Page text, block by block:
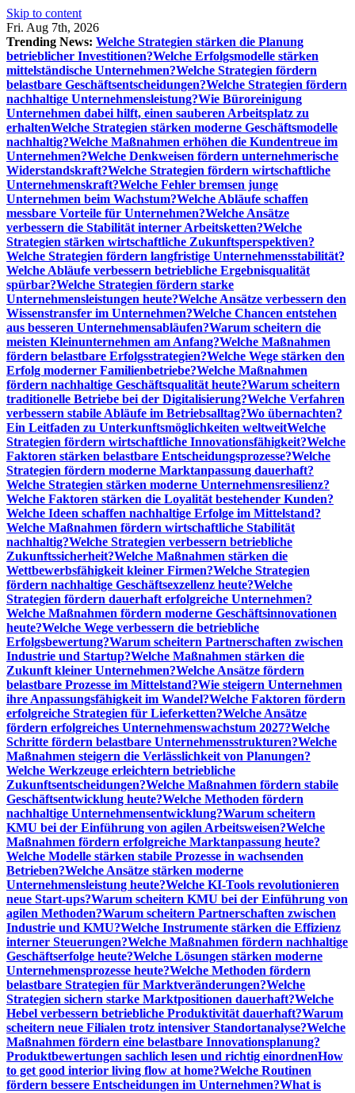
Skip to content
Fri. Aug 7th, 2026
Trending News: Welche Strategien stärken die Planung
betrieblicher Investitionen?Welche Erfolgsmodelle stärken
mittelständische Unternehmen?Welche Strategien fördern
belastbare Geschäftsentscheidungen?Welche Strategien fördern
nachhaltige Unternehmensleistung?Wie Büroreinigung
Unternehmen dabei hilft, einen sauberen Arbeitsplatz zu
erhaltenWelche Strategien stärken moderne Geschäftsmodelle
nachhaltig?Welche Maßnahmen erhöhen die Kundentreue im
Unternehmen?Welche Denkweisen fördern unternehmerische
Widerstandskraft?Welche Strategien fördern wirtschaftliche
Unternehmenskraft?Welche Fehler bremsen junge
Unternehmen beim Wachstum?Welche Abläufe schaffen
messbare Vorteile für Unternehmen?Welche Ansätze
verbessern die Stabilität interner Arbeitsketten?Welche
Strategien stärken wirtschaftliche Zukunftsperspektiven?
Welche Strategien fördern langfristige Unternehmensstabilität?
Welche Abläufe verbessern betriebliche Ergebnisqualität
spürbar?Welche Strategien fördern starke
Unternehmensleistungen heute?Welche Ansätze verbessern den
Wissenstransfer im Unternehmen?Welche Chancen entstehen
aus besseren Unternehmensabläufen?Warum scheitern die
meisten Kleinunternehmen am Anfang?Welche Maßnahmen
fördern belastbare Erfolgsstrategien?Welche Wege stärken den
Erfolg moderner Familienbetriebe?Welche Maßnahmen
fördern nachhaltige Geschäftsqualität heute?Warum scheitern
traditionelle Betriebe bei der Digitalisierung?Welche Verfahren
verbessern stabile Abläufe im Betriebsalltag?Wo übernachten?
Ein Leitfaden zu Unterkunftsmöglichkeiten weltweitWelche
Strategien fördern wirtschaftliche Innovationsfähigkeit?Welche
Faktoren stärken belastbare Entscheidungsprozesse?Welche
Strategien fördern moderne Marktanpassung dauerhaft?
Welche Strategien stärken moderne Unternehmensresilienz?
Welche Faktoren stärken die Loyalität bestehender Kunden?
Welche Ideen schaffen nachhaltige Erfolge im Mittelstand?
Welche Maßnahmen fördern wirtschaftliche Stabilität
nachhaltig?Welche Strategien verbessern betriebliche
Zukunftssicherheit?Welche Maßnahmen stärken die
Wettbewerbsfähigkeit kleiner Firmen?Welche Strategien
fördern nachhaltige Geschäftsexzellenz heute?Welche
Strategien fördern dauerhaft erfolgreiche Unternehmen?
Welche Maßnahmen fördern moderne Geschäftsinnovationen
heute?Welche Wege verbessern die betriebliche
Erfolgsbewertung?Warum scheitern Partnerschaften zwischen
Industrie und Startup?Welche Maßnahmen stärken die
Zukunft kleiner Unternehmen?Welche Ansätze fördern
belastbare Prozesse im Mittelstand?Wie steigern Unternehmen
ihre Anpassungsfähigkeit im Wandel?Welche Faktoren fördern
erfolgreiche Strategien für Lieferketten?Welche Ansätze
fördern erfolgreiches Unternehmenswachstum 2027?Welche
Schritte fördern belastbare Unternehmensstrukturen?Welche
Maßnahmen steigern die Verlässlichkeit von Planungen?
Welche Werkzeuge erleichtern betriebliche
Zukunftsentscheidungen?Welche Maßnahmen fördern stabile
Geschäftsentwicklung heute?Welche Methoden fördern
nachhaltige Unternehmensentwicklung?Warum scheitern
KMU bei der Einführung von agilen Arbeitsweisen?Welche
Maßnahmen fördern erfolgreiche Marktanpassung heute?
Welche Modelle stärken stabile Prozesse in wachsenden
Betrieben?Welche Ansätze stärken moderne
Unternehmensleistung heute?Welche KI-Tools revolutionieren
neue Start-ups?Warum scheitern KMU bei der Einführung von
agilen Methoden?Warum scheitern Partnerschaften zwischen
Industrie und KMU?Welche Instrumente stärken die Effizienz
interner Steuerungen?Welche Maßnahmen fördern nachhaltige
Geschäftserfolge heute?Welche Lösungen stärken moderne
Unternehmensprozesse heute?Welche Methoden fördern
belastbare Strategien für Marktveränderungen?Welche
Strategien sichern starke Marktpositionen dauerhaft?Welche
Hebel verbessern betriebliche Produktivität dauerhaft?Warum
scheitern neue Filialen trotz intensiver Standortanalyse?Welche
Maßnahmen fördern eine belastbare Innovationsplanung?
Produktbewertungen sachlich lesen und richtig einordnenHow
to get good interior living flow at home?Welche Routinen
fördern bessere Entscheidungen im Unternehmen?What is